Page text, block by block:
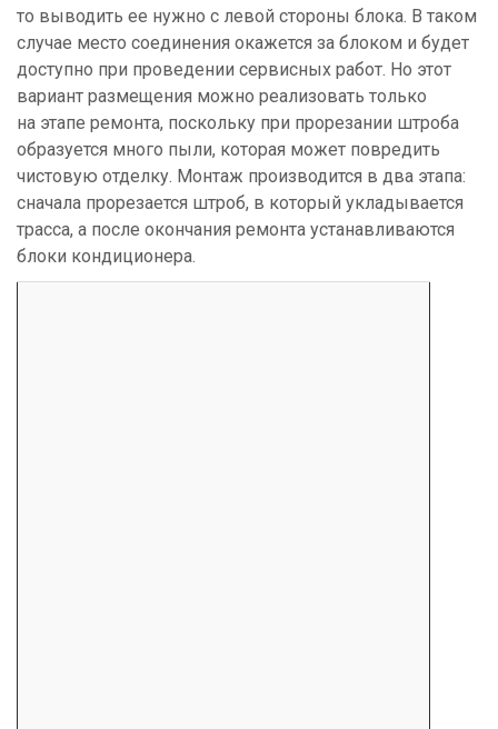
то выводить ее нужно с левой стороны блока. В таком
случае место соединения окажется за блоком и будет
доступно при проведении сервисных работ. Но этот
вариант размещения можно реализовать только
на этапе ремонта, поскольку при прорезании штроба
образуется много пыли, которая может повредить
чистовую отделку. Монтаж производится в два этапа:
сначала прорезается штроб, в который укладывается
трасса, а после окончания ремонта устанавливаются
блоки кондиционера.